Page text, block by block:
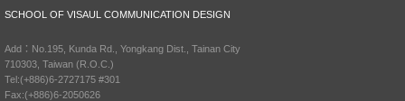
SCHOOL OF VISAUL COMMUNICATION DESIGN
Add：No.195, Kunda Rd., Yongkang Dist., Tainan City
710303, Taiwan (R.O.C.)
Tel:(+886)6-2727175 #301
Fax:(+886)6-2050626